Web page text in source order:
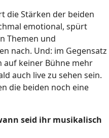
die Stärken der beiden
emotional, spürt
Themen und
nach. Und: im Gegensatz
auf keiner Bühne mehr
auch live zu sehen sein.
die beiden noch eine
seid ihr musikalisch